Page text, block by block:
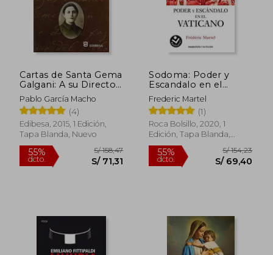
40% 55%
dcto.
Cartas de Santa Gema
Galgani: A su Director
Espiritual. Padre
Germán de san
Estanislao, Pasionista
Pablo García Macho
(4)
Edibesa, 2015, 1 Edición,
Tapa Blanda, Nuevo
Sodoma: Poder y
Escandalo en el
Vaticano
Frederic Martel
(1)
Roca Bolsillo, 2020, 1
Edición, Tapa Blanda,
Nuevo